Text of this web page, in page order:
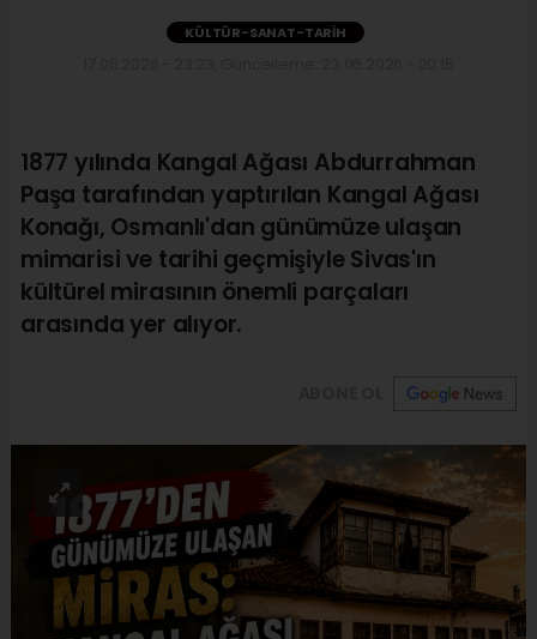
KÜLTÜR-SANAT-TARIH
1877 yılında Kangal Ağası Abdurrahman
Paşa tarafından yaptırılan Kangal Ağası
Konağı, Osmanlı'dan günümüze ulaşan
mimarisi ve tarihi geçmişiyle Sivas'ın
kültürel mirasının önemli parçaları
arasında yer alıyor.